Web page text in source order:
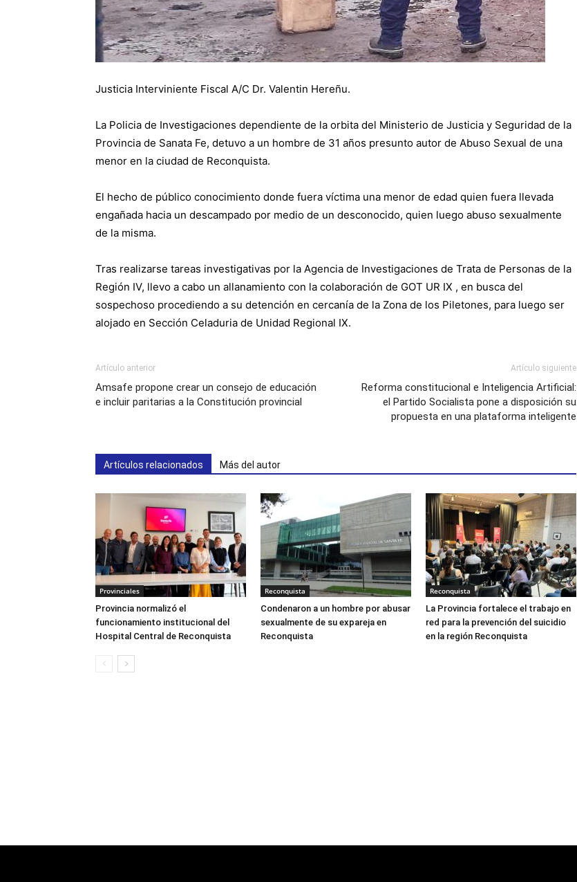
Justicia Interviniente Fiscal A/C Dr. Valentin Hereñu.
La Policia de Investigaciones dependiente de la orbita del Ministerio de Justicia y Seguridad de la
Provincia de Sanata Fe, detuvo a un hombre de 31 años presunto autor de Abuso Sexual de una
menor en la ciudad de Reconquista.
El hecho de público conocimiento donde fuera víctima una menor de edad quien fuera llevada
engañada hacia un descampado por medio de un desconocido, quien luego abuso sexualmente
de la misma.
Tras realizarse tareas investigativas por la Agencia de Investigaciones de Trata de Personas de la
Región IV, llevo a cabo un allanamiento con la colaboración de GOT UR IX , en busca del
sospechoso procediendo a su detención en cercanía de la Zona de los Piletones, para luego ser
alojado en Sección Celaduria de Unidad Regional IX.
Artículo anterior
Amsafe propone crear un consejo de educación
e incluir paritarias a la Constitución provincial
Artículo siguiente
Reforma constitucional e Inteligencia Artificial:
el Partido Socialista pone a disposición su
propuesta en una plataforma inteligente
Artículos relacionados Más del autor
Provinciales
Provincia normalizó el
funcionamiento institucional del
Hospital Central de Reconquista
Reconquista
Condenaron a un hombre por abusar
sexualmente de su expareja en
Reconquista
Reconquista
La Provincia fortalece el trabajo en
red para la prevención del suicidio
en la región Reconquista